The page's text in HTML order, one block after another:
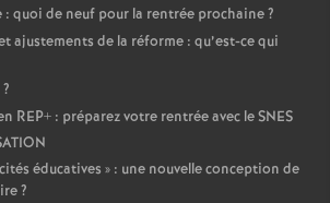
: quoi de neuf pour la rentrée prochaine?
ajustements de la réforme : qu’est-ce qui
?
REP+ : préparez votre rentrée avec le SNES
cités éducatives » : une nouvelle conception de
?